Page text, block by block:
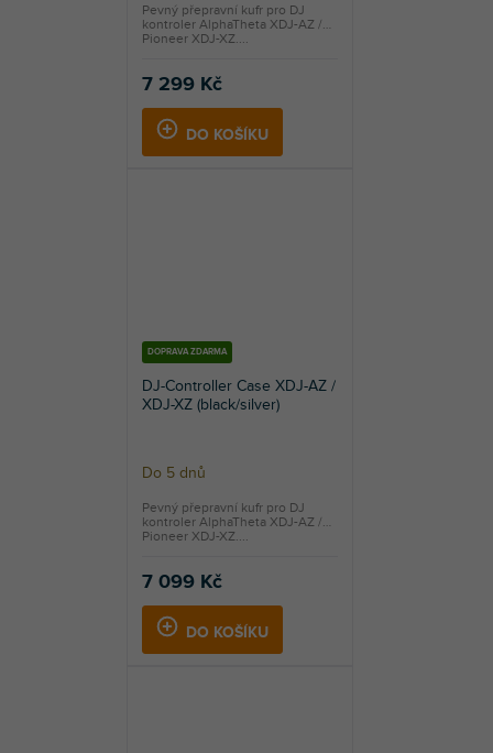
7 299 Kč
DO KOŠÍKU
Pevný přepravní kufr pro DJ
kontroler AlphaTheta XDJ-AZ /
Pioneer XDJ-XZ....
DOPRAVA ZDARMA
DJ-Controller Case XDJ-AZ /
XDJ-XZ (black/silver)
Do 5 dnů
7 099 Kč
DO KOŠÍKU
Pevný přepravní kufr pro DJ
kontroler AlphaTheta XDJ-AZ /
Pioneer XDJ-XZ....